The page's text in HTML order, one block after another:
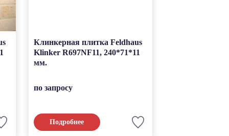
Клинкерная плитка Feldhaus
Klinker R697NF11, 240*71*11
мм.
по запросу
Подробнее